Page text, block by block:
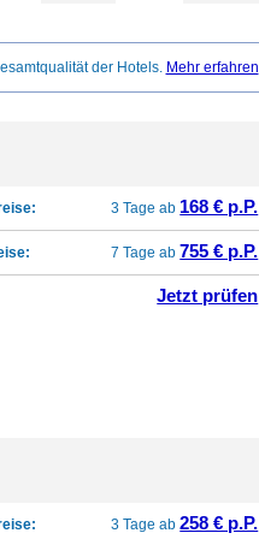
der Hotels. Mehr erfahren
3 Tage ab 168 € p.P.
7 Tage ab 755 € p.P.
Jetzt prüfen
3 Tage ab258 € p.P.